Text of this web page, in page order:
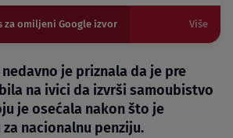
za omiljeni Google izvor Više
nedavno je priznala da je pre
na ivici da izvrši samoubistvo
je osećala nakon što je
nacionalnu penziju.